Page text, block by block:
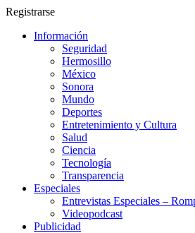
Registrarse
Información
Seguridad
Hermosillo
México
Sonora
Mundo
Deportes
Entretenimiento y Cultura
Salud
Ciencia
Tecnología
Transparencia
Especiales
Entrevistas Especiales –
Videopodcast
Publicidad